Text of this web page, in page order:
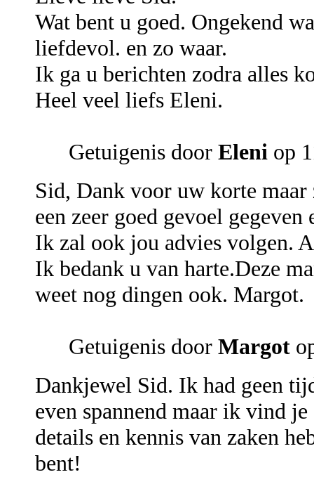
Wat bent u goed. Ongekend
liefdevol. en zo waar.
Ik ga u berichten zodra alles
Heel veel liefs Eleni.
Getuigenis door Eleni op
Sid, Dank voor uw korte
een zeer goed gevoel
Ik zal ook jou advies volgen.
Ik bedank u van harte.Deze
weet nog dingen ook. Margot.
Getuigenis door Margot
Dankjewel Sid. Ik had geen
even spannend maar ik vind
details en kennis van zaken
bent!